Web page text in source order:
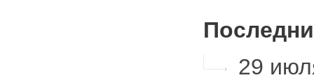
29